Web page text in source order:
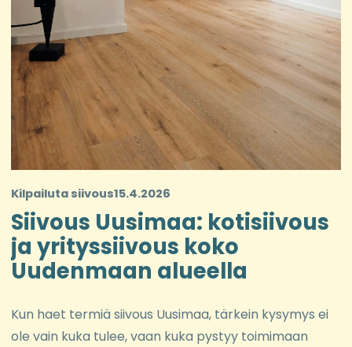
Kilpailuta siivous15.4.2026
Siivous Uusimaa: kotisiivous
ja yrityssiivous koko
Uudenmaan alueella
Kun haet termiä siivous Uusimaa, tärkein kysymys ei
ole vain kuka tulee, vaan kuka pystyy toimimaan